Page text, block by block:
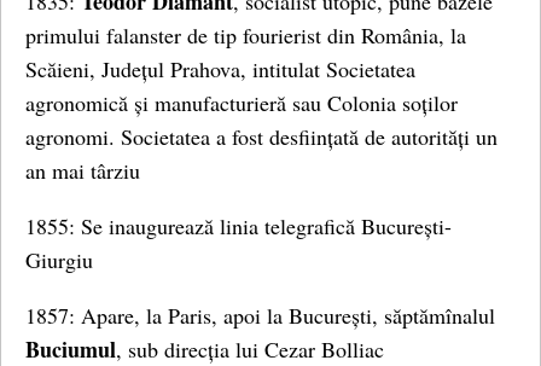
primului falanster de tip fourierist din România, la
Scăieni, Județul Prahova, intitulat Societatea
agronomică și manufacturieră sau Colonia soților
agronomi. Societatea a fost desființată de autorități un
an mai târziu
1855: Se inaugurează linia telegrafică București-
Giurgiu
1857: Apare, la Paris, apoi la București, săptămînalul
Buciumul, sub direcția lui Cezar Bolliac